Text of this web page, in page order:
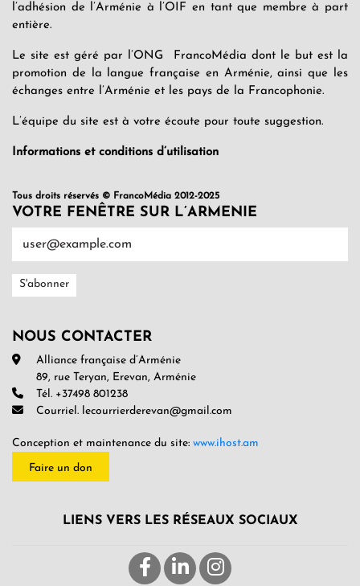
l’adhésion de l’Arménie à l’OIF en tant que membre à part
entière.
Le site est géré par l’ONG FrancoMédia dont le but est la
promotion de la langue française en Arménie, ainsi que les
échanges entre l’Arménie et les pays de la Francophonie.
L’équipe du site est à votre écoute pour toute suggestion.
Informations et conditions d’utilisation
Tous droits réservés © FrancoMédia 2012-2025
VOTRE FENÊTRE SUR L’ARMENIE
NOUS CONTACTER
Alliance française d’Arménie
89, rue Teryan, Erevan, Arménie
Tél. +37498 801238
Courriel. lecourrierderevan@gmail.com
Conception et maintenance du site: www.ihost.am
Faire un don
LIENS VERS LES RÉSEAUX SOCIAUX